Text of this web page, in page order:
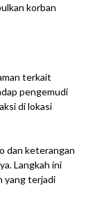
korban
terkait
pengemudi
di lokasi
dan keterangan
Langkah ini
yang terjadi